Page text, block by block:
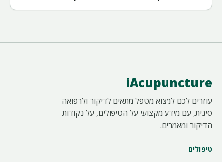
iAcupuncture
עוזרים לכם למצוא מטפל מתאים לדיקור ולרפואה
סינית, עם מידע מקצועי על הטיפולים, על נקודות
הדיקור ומאמרים.
טיפולים